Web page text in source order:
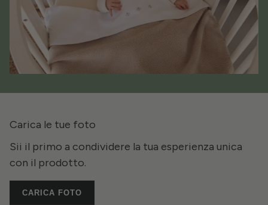
Carica le tue foto
Sii il primo a condividere la tua esperienza unica
con il prodotto.
CARICA FOTO